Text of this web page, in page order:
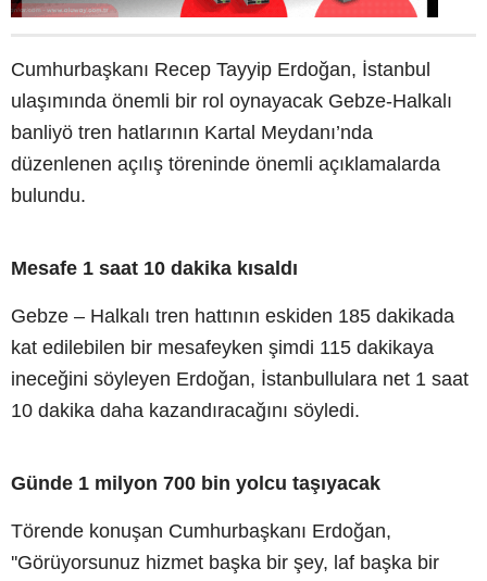
Cumhurbaşkanı Recep Tayyip Erdoğan, İstanbul
ulaşımında önemli bir rol oynayacak Gebze-Halkalı
banliyö tren hatlarının Kartal Meydanı’nda
düzenlenen açılış töreninde önemli açıklamalarda
bulundu.
Mesafe 1 saat 10 dakika kısaldı
Gebze – Halkalı tren hattının eskiden 185 dakikada
kat edilebilen bir mesafeyken şimdi 115 dakikaya
ineceğini söyleyen Erdoğan, İstanbullulara net 1 saat
10 dakika daha kazandıracağını söyledi.
Günde 1 milyon 700 bin yolcu taşıyacak
Törende konuşan Cumhurbaşkanı Erdoğan,
''Görüyorsunuz hizmet başka bir şey, laf başka bir